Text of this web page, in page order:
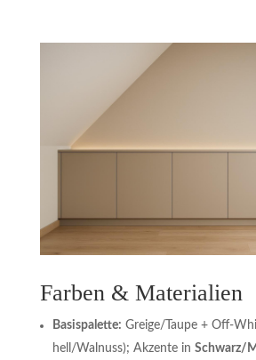
Farben & Materialien
Basispalette: Greige/Taupe + Off-
hell/Walnuss); Akzente in Schwarz/